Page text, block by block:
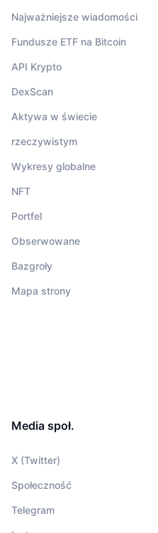
Najważniejsze wiadomości
Fundusze ETF na Bitcoin
API Krypto
DexScan
Aktywa w świecie
rzeczywistym
Wykresy globalne
NFT
Portfel
Obserwowane
Bazgroły
Mapa strony
Media społ.
X (Twitter)
Społeczność
Telegram